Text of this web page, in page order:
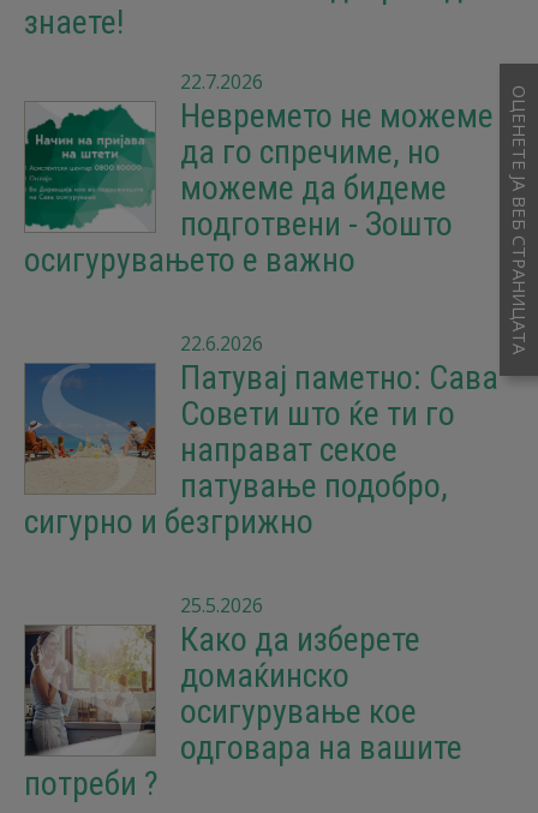
знаете!
22.7.2026
Невремето не можеме
да го спречиме, но
можеме да бидеме
подготвени - Зошто
осигурувањето е важно
22.6.2026
Патувај паметно: Сава
Совети што ќе ти го
направат секое
патување подобро,
сигурно и безгрижно
25.5.2026
Како да изберете
домаќинско
осигурување кое
одговара на вашите
потреби ?
ОЦЕНЕТЕ ЈА ВЕБ СТРАНИЦАТА